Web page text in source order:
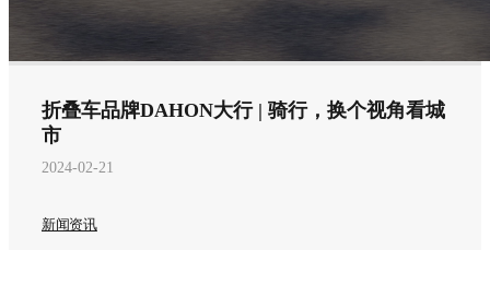
折叠车品牌DAHON大行 | 骑行，换个视角看城
市
2024-02-21
新闻资讯